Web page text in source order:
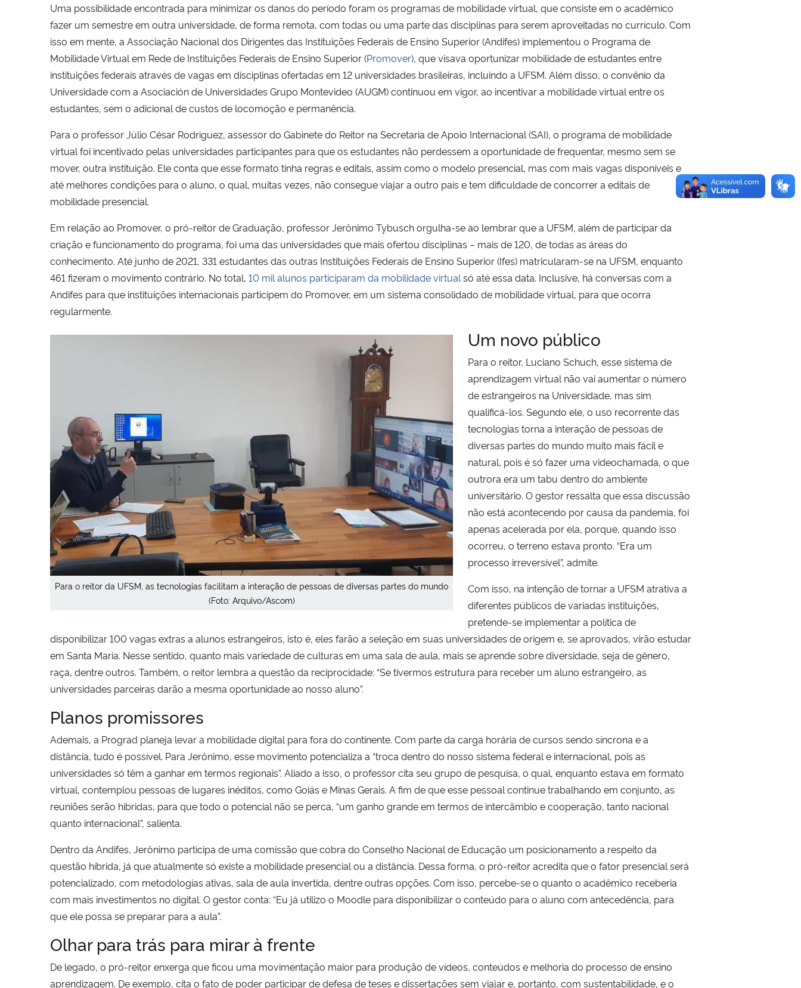
Uma possibilidade encontrada para minimizar os danos do período foram os programas de mobilidade virtual, que consiste em o acadêmico
fazer um semestre em outra universidade, de forma remota, com todas ou uma parte das disciplinas para serem aproveitadas no currículo. Com
isso em mente, a Associação Nacional dos Dirigentes das Instituições Federais de Ensino Superior (Andifes) implementou o Programa de
Mobilidade Virtual em Rede de Instituições Federais de Ensino Superior (Promover), que visava oportunizar mobilidade de estudantes entre
instituições federais através de vagas em disciplinas ofertadas em 12 universidades brasileiras, incluindo a UFSM. Além disso, o convênio da
Universidade com a Asociación de Universidades Grupo Montevideo (AUGM) continuou em vigor, ao incentivar a mobilidade virtual entre os
estudantes, sem o adicional de custos de locomoção e permanência.
Para o professor Júlio César Rodriguez, assessor do Gabinete do Reitor na Secretaria de Apoio Internacional (SAI), o programa de mobilidade
virtual foi incentivado pelas universidades participantes para que os estudantes não perdessem a oportunidade de frequentar, mesmo sem se
mover, outra instituição. Ele conta que esse formato tinha regras e editais, assim como o modelo presencial, mas com mais vagas disponíveis e
até melhores condições para o aluno, o qual, muitas vezes, não consegue viajar a outro país e tem dificuldade de concorrer a editais de
mobilidade presencial.
Em relação ao Promover, o pró-reitor de Graduação, professor Jerônimo Tybusch orgulha-se ao lembrar que a UFSM, além de participar da
criação e funcionamento do programa, foi uma das universidades que mais ofertou disciplinas – mais de 120, de todas as áreas do
conhecimento. Até junho de 2021, 331 estudantes das outras Instituições Federais de Ensino Superior (Ifes) matricularam-se na UFSM, enquanto
461 fizeram o movimento contrário. No total, 10 mil alunos participaram da mobilidade virtual só até essa data. Inclusive, há conversas com a
Andifes para que instituições internacionais participem do Promover, em um sistema consolidado de mobilidade virtual, para que ocorra
regularmente.
Para o reitor da UFSM, as tecnologias facilitam a interação de pessoas de diversas partes do mundo
(Foto: Arquivo/Ascom)
Um novo público
Para o reitor, Luciano Schuch, esse sistema de
aprendizagem virtual não vai aumentar o número
de estrangeiros na Universidade, mas sim
qualificá-los. Segundo ele, o uso recorrente das
tecnologias torna a interação de pessoas de
diversas partes do mundo muito mais fácil e
natural, pois é só fazer uma videochamada, o que
outrora era um tabu dentro do ambiente
universitário. O gestor ressalta que essa discussão
não está acontecendo por causa da pandemia, foi
apenas acelerada por ela, porque, quando isso
ocorreu, o terreno estava pronto. “Era um
processo irreversível”, admite.
Com isso, na intenção de tornar a UFSM atrativa a
diferentes públicos de variadas instituições,
pretende-se implementar a política de
disponibilizar 100 vagas extras a alunos estrangeiros, isto é, eles farão a seleção em suas universidades de origem e, se aprovados, virão estudar
em Santa Maria. Nesse sentido, quanto mais variedade de culturas em uma sala de aula, mais se aprende sobre diversidade, seja de gênero,
raça, dentre outros. Também, o reitor lembra a questão da reciprocidade: “Se tivermos estrutura para receber um aluno estrangeiro, as
universidades parceiras darão a mesma oportunidade ao nosso aluno”.
Planos promissores
Ademais, a Prograd planeja levar a mobilidade digital para fora do continente. Com parte da carga horária de cursos sendo síncrona e a
distância, tudo é possível. Para Jerônimo, esse movimento potencializa a “troca dentro do nosso sistema federal e internacional, pois as
universidades só têm a ganhar em termos regionais”. Aliado a isso, o professor cita seu grupo de pesquisa, o qual, enquanto estava em formato
virtual, contemplou pessoas de lugares inéditos, como Goiás e Minas Gerais. A fim de que esse pessoal continue trabalhando em conjunto, as
reuniões serão híbridas, para que todo o potencial não se perca, “um ganho grande em termos de intercâmbio e cooperação, tanto nacional
quanto internacional”, salienta.
Dentro da Andifes, Jerônimo participa de uma comissão que cobra do Conselho Nacional de Educação um posicionamento a respeito da
questão híbrida, já que atualmente só existe a mobilidade presencial ou a distância. Dessa forma, o pró-reitor acredita que o fator presencial será
potencializado, com metodologias ativas, sala de aula invertida, dentre outras opções. Com isso, percebe-se o quanto o acadêmico receberia
com mais investimentos no digital. O gestor conta: “Eu já utilizo o Moodle para disponibilizar o conteúdo para o aluno com antecedência, para
que ele possa se preparar para a aula”.
Olhar para trás para mirar à frente
De legado, o pró-reitor enxerga que ficou uma movimentação maior para produção de vídeos, conteúdos e melhoria do processo de ensino
aprendizagem. De exemplo, cita o fato de poder participar de defesa de teses e dissertações sem viajar e, portanto, com sustentabilidade, e o